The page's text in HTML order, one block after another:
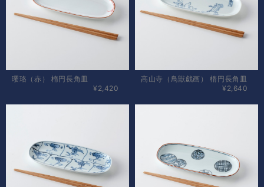
瓔珞（赤） 楕円長角皿
¥2,420
高山寺（鳥獣戯画） 楕円長角皿
¥2,640